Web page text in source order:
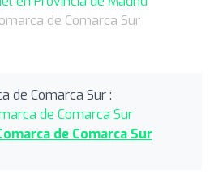
de Comarca Sur
de Comarca Sur :
de Comarca Sur
de Comarca Sur